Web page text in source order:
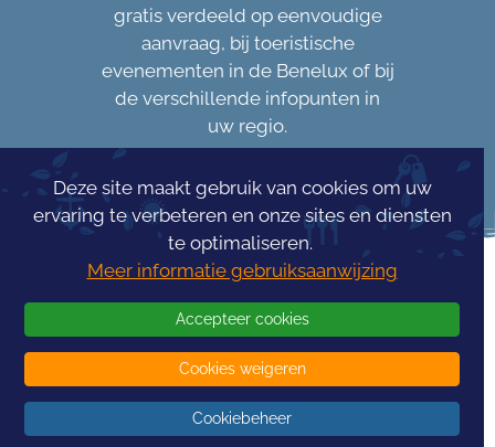
gratis verdeeld op eenvoudige
aanvraag, bij toeristische
evenementen in de Benelux of bij
de verschillende infopunten in
uw regio.
- Alle rechten voorbehouden - Gerealiseerd
door
-Algemene voorwaarden
Deze site maakt gebruik van cookies om uw
ervaring te verbeteren en onze sites en diensten
te optimaliseren.
Meer informatie gebruiksaanwijzing
Accepteer cookies
Cookies weigeren
Cookiebeheer